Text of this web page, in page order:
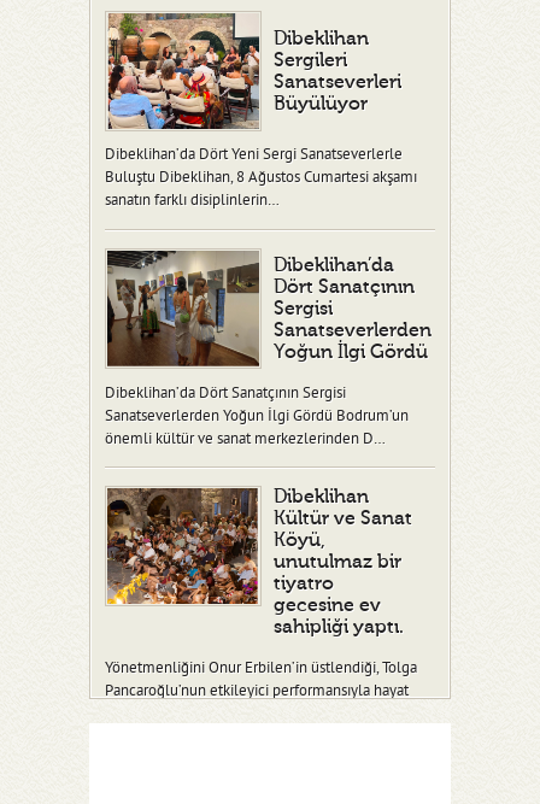
Dibeklihan
Sergileri
Sanatseverleri
Büyülüyor
Dibeklihan’da Dört Yeni Sergi Sanatseverlerle
Buluştu Dibeklihan, 8 Ağustos Cumartesi akşamı
sanatın farklı disiplinlerin…
Dibeklihan’da
Dört Sanatçının
Sergisi
Sanatseverlerden
Yoğun İlgi Gördü
Dibeklihan’da Dört Sanatçının Sergisi
Sanatseverlerden Yoğun İlgi Gördü Bodrum’un
önemli kültür ve sanat merkezlerinden D…
Dibeklihan
Kültür ve Sanat
Köyü,
unutulmaz bir
tiyatro
gecesine ev
sahipliği yaptı.
Yönetmenliğini Onur Erbilen’in üstlendiği, Tolga
Pancaroğlu’nun etkileyici performansıyla hayat